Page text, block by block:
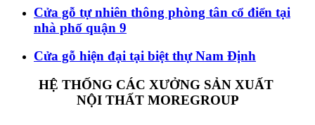
Cửa gỗ tự nhiên thông phòng tân cổ điển tại
nhà phố quận 9
Cửa gỗ hiện đại tại biệt thự Nam Định
HỆ THỐNG CÁC XƯỞNG SẢN XUẤT
NỘI THẤT MOREGROUP